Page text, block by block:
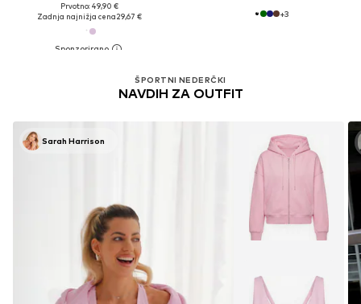
Prvotno: 49,90 €
Zadnja najnižja cena29,67 € +3
ŠPORTNI NEDERČKI
NAVDIH ZA OUTFIT
Sarah Harrison